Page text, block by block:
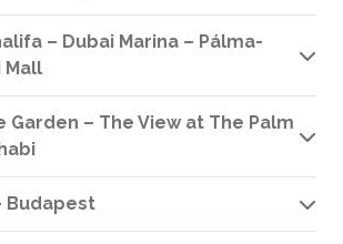
– Dubai Marina – Pálma-
Mall
Garden – The View at The Palm
Budapest